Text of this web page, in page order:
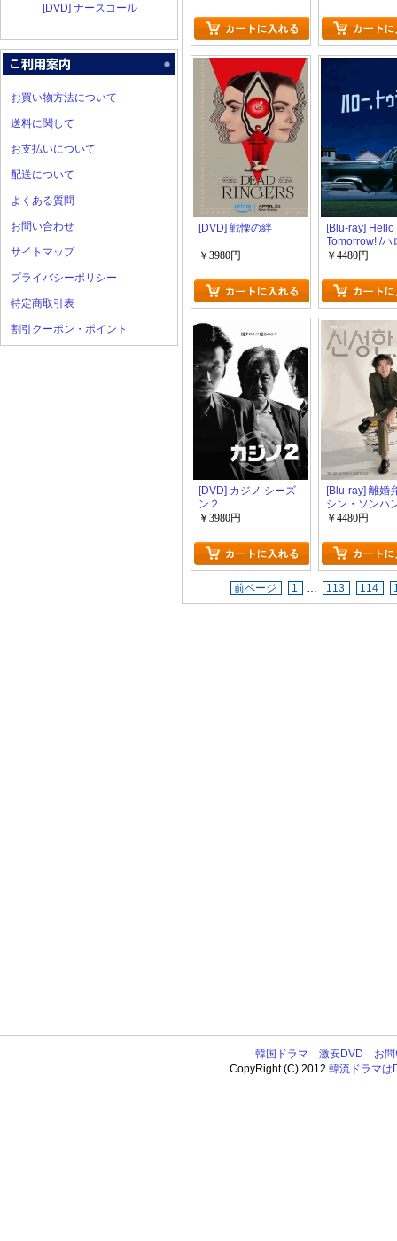
[DVD] ナースコール
お買い物方法について
送料に関して
お支払いについて
配送について
よくある質問
お問い合わせ
サイトマップ
プライバシーポリシー
特定商取引表
割引クーポン・ポイント
マジで最高だ
[DVD] 戦慄の絆
￥3980円
[Blu-ray] Hello
Tomorrow! /ハ
トゥモロー!
￥4480円
[DVD] カジノ シーズ
ン２
￥3980円
[Blu-ray] 離婚
シン・ソンハ
￥4480円
前ページ 1 … 113 114
韓国ドラマ 激安DVD
お
CopyRight (C) 2012韓流ドラマは